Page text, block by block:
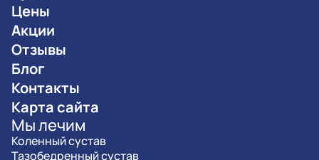
Цены
Акции
Отзывы
Блог
Контакты
Карта сайта
Мы лечим
Коленный сустав
Тазобедренный сустав